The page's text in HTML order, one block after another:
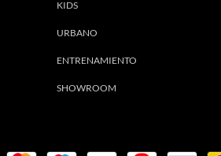
KIDS
URBANO
ENTRENAMIENTO
SHOWROOM